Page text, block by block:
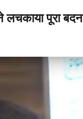
पूरा बदन